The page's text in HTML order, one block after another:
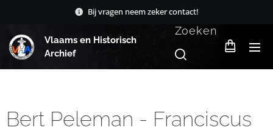
Bij vragen neem zeker contact!
Vlaams en Historisch
Archief
Zoeken
Bert Peleman - Franciscus